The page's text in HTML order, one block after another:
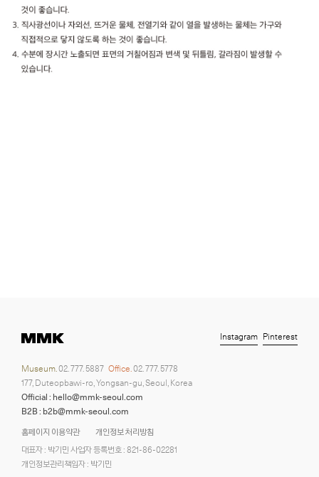
홈페이지 이용약관
개인정보 처리방침
대표자 : 박기민 사업자 등록번호 : 821-86-02281
개인정보관리책임자 : 박기민
Museum.02. 777. 5887 Office.02. 777. 5778
177, Duteopbawi-ro, Yongsan-gu, Seoul, Korea
Official : hello@mmk-seoul.com
B2B : b2b@mmk-seoul.com
Instagram Pinterest